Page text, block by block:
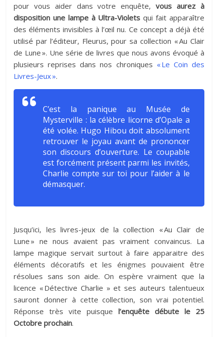
pour vous aider dans votre enquête,vous aurez à
disposition une lampe à Ultra-Violets qui fait apparaître
des éléments invisibles à l’œil nu. Ce concept a déjà été
utilisé par l’éditeur, Fleurus, pour sa collection « Au Clair
de Lune ». Une série de livres que nous avons évoqué à
plusieurs reprises dans nos chroniques « Le Coin des
Livres-Jeux ».
C’est la panique au Musée de
Mysterville : la célèbre licorne d’Opale a
été volée. Hugo Hibou doit absolument
retrouver le joyau avant de prononcer
son discours d’ouverture. Le coupable
est forcément présent parmi les invités,
Charlie compte sur toi pour l’aider à le
démasquer.
Jusqu’ici, les livres-jeux de la collection « Au Clair de
Lune » ne nous avaient pas vraiment convaincus. La
lampe magique servait surtout à faire apparaitre des
éléments décoratifs et les énigmes pouvaient être
résolues sans son aide. On espère vraiment que la
licence « Détective Charlie » et ses auteurs talentueux
sauront donner à cette collection, son vrai potentiel.
Réponse très vite puisque l’enquête débute le 25
Octobre prochain.